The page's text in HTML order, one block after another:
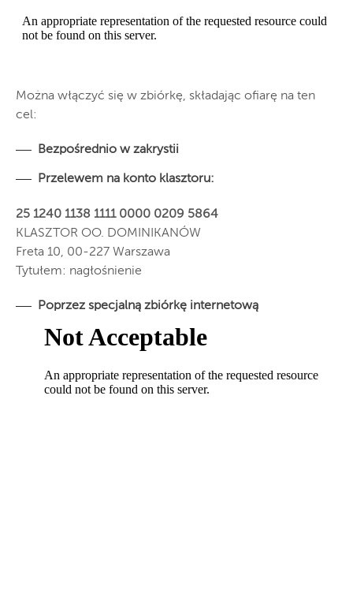
Można włączyć się w zbiórkę, składając ofiarę na ten
cel:
Bezpośrednio w zakrystii
Przelewem na konto klasztoru:
25 1240 1138 1111 0000 0209 5864
KLASZTOR OO. DOMINIKANÓW
Freta 10, 00-227 Warszawa
Tytułem: nagłośnienie
Poprzez specjalną zbiórkę internetową